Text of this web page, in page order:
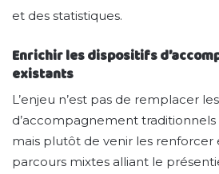
et des statistiques.
Enrichir les dispositifs
existants
L’enjeu n’est pas de remplacer
d’accompagnement
mais plutôt de venir les renforcer
parcours mixtes alliant le